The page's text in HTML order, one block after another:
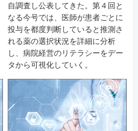
自調査し公表してきた。第４回と
なる今号では、医師が患者ごとに
投与を都度判断していると推測さ
れる薬の選択状況を詳細に分析
し、病院経営のリテラシーをデー
タから可視化していく。